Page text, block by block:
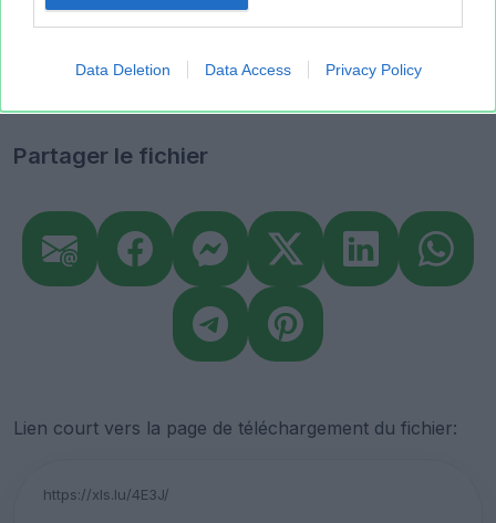
Data Deletion Data Access Privacy Policy
corindon
malevite splendide
Partager le fichier
Lien court vers la page de téléchargement du fichier: